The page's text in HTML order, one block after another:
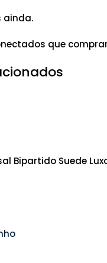
ainda.
que
Bipartido Suede